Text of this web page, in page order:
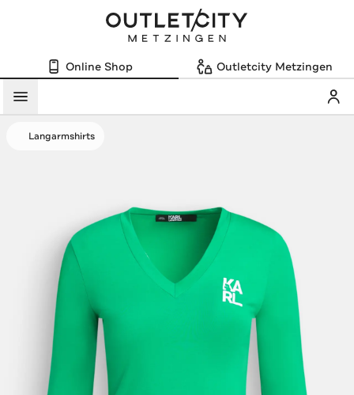
Online Shop Outletcity Metzingen
Menü
Langarmshirts